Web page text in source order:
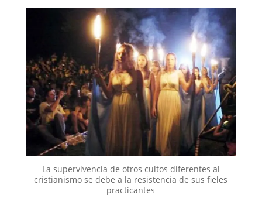
La supervivencia de otros cultos diferentes al
cristianismo se debe a la resistencia de sus fieles
practicantes